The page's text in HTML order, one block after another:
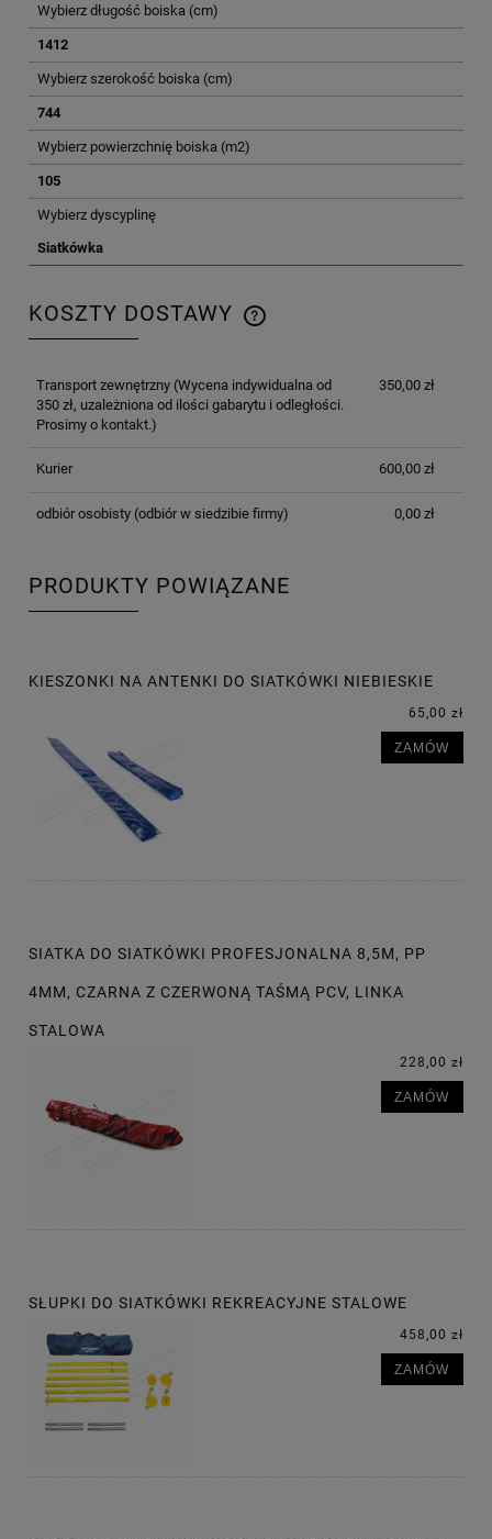
Wybierz długość boiska (cm)
1412
Wybierz szerokość boiska (cm)
744
Wybierz powierzchnię boiska (m2)
105
Wybierz dyscyplinę
Siatkówka
KOSZTY DOSTAWY
CENA NIE ZAWIERA EWENTUALNYCH KOSZTÓW
Transport zewnętrzny(Wycena indywidualna od
350 zł, uzależniona od ilości gabarytu i odległości.
Prosimy o kontakt.)
350,00 zł
Kurier 600,00 zł
odbiór osobisty(odbiór w siedzibie firmy) 0,00 zł
PRODUKTY POWIĄZANE
KIESZONKI NA ANTENKI DO SIATKÓWKI NIEBIESKIE
65,00 zł
ZAMÓW
SIATKA DO SIATKÓWKI PROFESJONALNA 8,5M, PP
4MM, CZARNA Z CZERWONĄ TAŚMĄ PCV, LINKA
STALOWA
228,00 zł
ZAMÓW
SŁUPKI DO SIATKÓWKI REKREACYJNE STALOWE
458,00 zł
ZAMÓW